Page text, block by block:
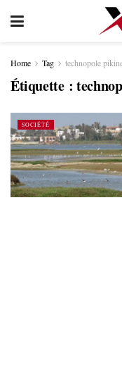
Home Tag technopole
Étiquette :
SOCIÉTÉ